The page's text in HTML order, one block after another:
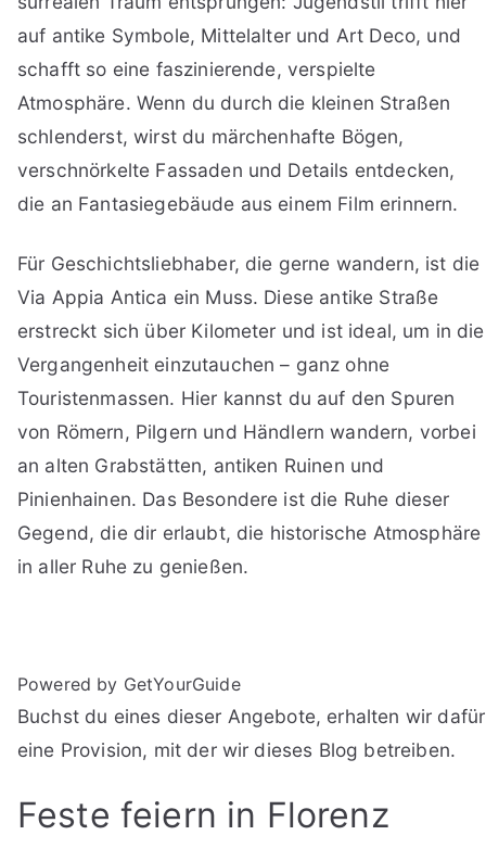
auf antike Symbole, Mittelalter und Art Deco, und
schafft so eine faszinierende, verspielte
Atmosphäre. Wenn du durch die kleinen Straßen
schlenderst, wirst du märchenhafte Bögen,
verschnörkelte Fassaden und Details entdecken,
die an Fantasiegebäude aus einem Film erinnern.
Für Geschichtsliebhaber, die gerne wandern, ist die
Via Appia Antica ein Muss. Diese antike Straße
erstreckt sich über Kilometer und ist ideal, um in die
Vergangenheit einzutauchen – ganz ohne
Touristenmassen. Hier kannst du auf den Spuren
von Römern, Pilgern und Händlern wandern, vorbei
an alten Grabstätten, antiken Ruinen und
Pinienhainen. Das Besondere ist die Ruhe dieser
Gegend, die dir erlaubt, die historische Atmosphäre
in aller Ruhe zu genießen.
Powered by GetYourGuide
Buchst du eines dieser Angebote, erhalten wir dafür
eine Provision, mit der wir dieses Blog betreiben.
Feste feiern in Florenz